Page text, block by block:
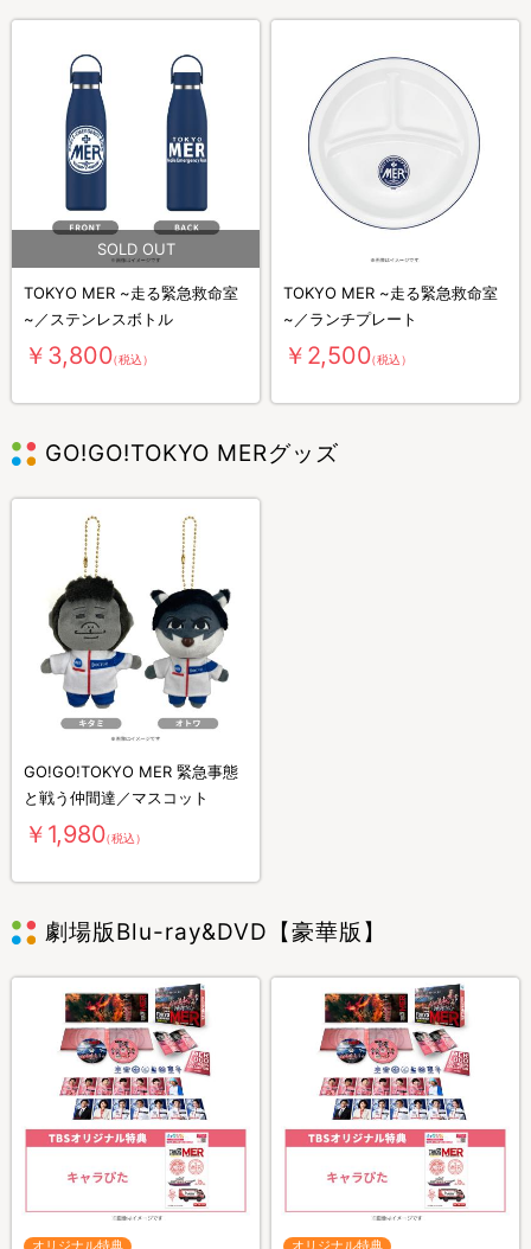
TOKYO MER ~走る緊急救命室
~／ステンレスボトル
￥3,800（税込）
TOKYO MER ~走る緊急救命室
~／ランチプレート
￥2,500（税込）
GO!GO!TOKYO MERグッズ
GO!GO!TOKYO MER 緊急事態
と戦う仲間達／マスコット
￥1,980（税込）
劇場版Blu-ray&DVD【豪華版】
オリジナル特典 オリジナル特典